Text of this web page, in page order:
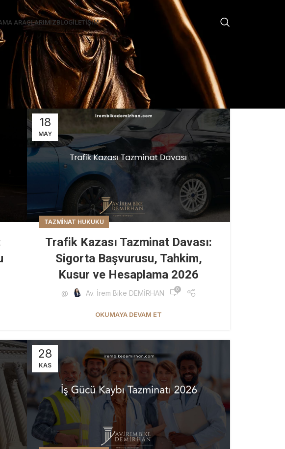
ARAÇLARIMIZBLOGİLETIŞIM
18
MAY
TAZMINAT HUKUKU
Trafik Kazası Tazminat Davası:
Sigorta Başvurusu, Tahkim,
Kusur ve Hesaplama 2026
@ Av. İrem Bike DEMİRHAN 0
OKUMAYA DEVAM ET
28
KAS